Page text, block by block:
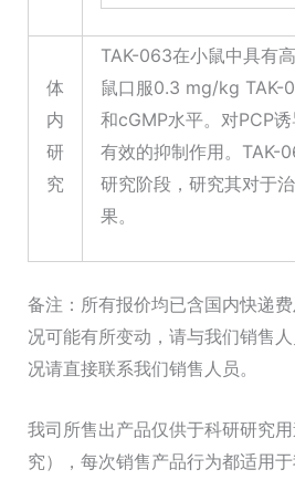
体
内
研
究
TAK-063在小鼠中具有
鼠口服0.3 mg/kg TAK-
和cGMP水平。对PCP
有效的抑制作用。TAK-
研究阶段，研究其对于
果。
备注：所有报价均已含国内快递
况可能有所变动，请与我们销售
况请直接联系我们销售人员。
我司所售出产品仅供于科研研究
究），每次销售产品行为都适用